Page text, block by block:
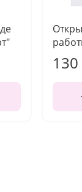
130